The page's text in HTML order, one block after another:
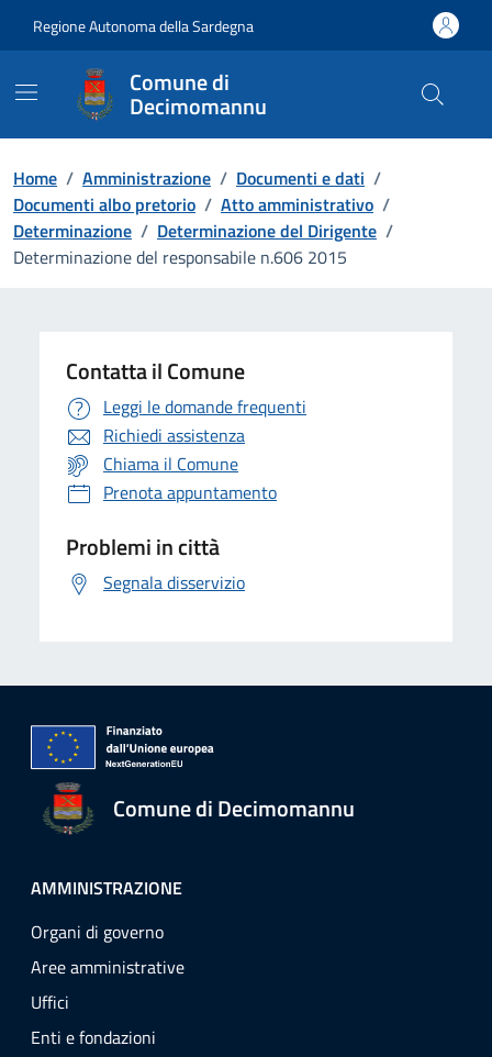
Regione Autonoma della Sardegna
Comune di
Decimomannu
Home / Amministrazione / Documenti e dati /
Documenti albo pretorio / Atto amministrativo /
Determinazione / Determinazione del Dirigente /
Determinazione del responsabile n.606 2015
Contatta il Comune
Leggi le domande frequenti
Richiedi assistenza
Chiama il Comune
Prenota appuntamento
Problemi in città
Segnala disservizio
Comune di Decimomannu
AMMINISTRAZIONE
Organi di governo
Aree amministrative
Uffici
Enti e fondazioni